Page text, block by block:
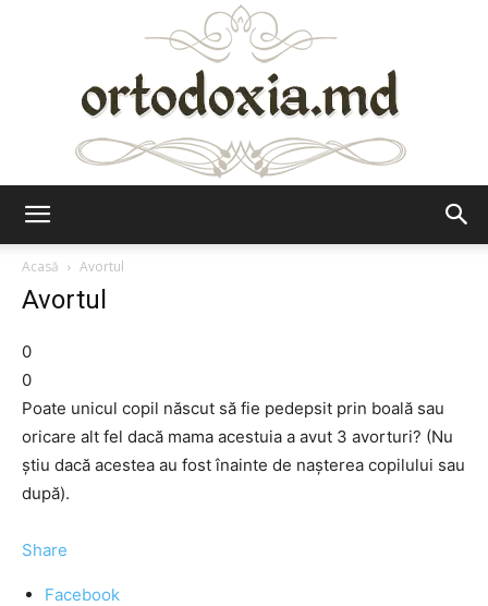
Acasă
Avortul
Avortul
0
0
Poate unicul copil născut să fie pedepsit prin boală sau
oricare alt fel dacă mama acestuia a avut 3 avorturi? (Nu
știu dacă acestea au fost înainte de nașterea copilului sau
după).
Share
Facebook